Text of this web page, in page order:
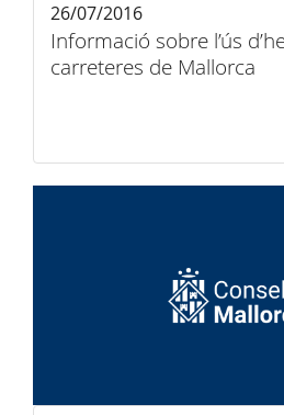
Informació sobre l’ús
carreteres de Mallorca
26/07/2016